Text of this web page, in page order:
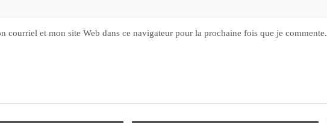
courriel et mon site Web dans ce navigateur pour la prochaine fois que je commente.